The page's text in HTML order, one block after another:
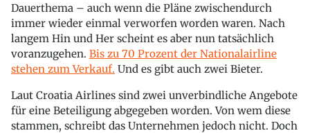
Dauerthema – auch wenn die Pläne zwischendurch
immer wieder einmal verworfen worden waren. Nach
langem Hin und Her scheint es aber nun tatsächlich
voranzugehen. Bis zu 70 Prozent der Nationalairline
stehen zum Verkauf. Und es gibt auch zwei Bieter.
Laut Croatia Airlines sind zwei unverbindliche Angebote
für eine Beteiligung abgegeben worden. Von wem diese
stammen, schreibt das Unternehmen jedoch nicht. Doch